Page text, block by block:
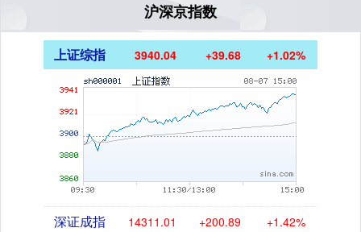
沪深京指数
上证综指 3940.04 +39.68 +1.02%
深证成指 14311.01 +200.89 +1.42%